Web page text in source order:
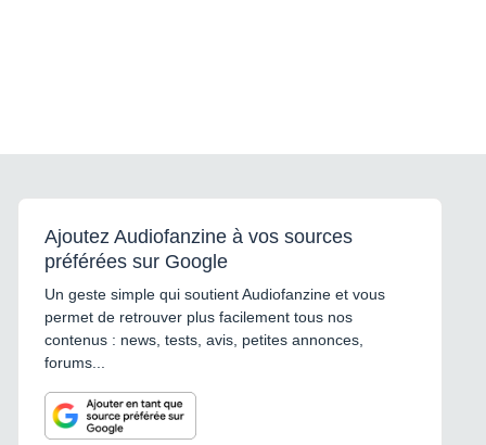
Ajoutez Audiofanzine à vos sources
préférées sur Google
Un geste simple qui soutient Audiofanzine et vous
permet de retrouver plus facilement tous nos
contenus : news, tests, avis, petites annonces,
forums...